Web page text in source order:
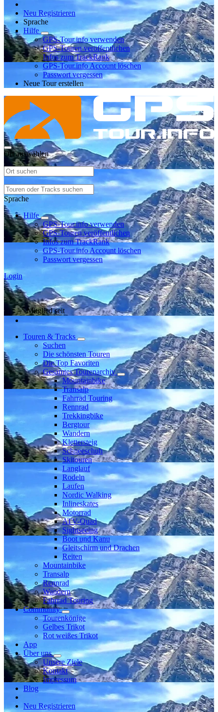
Neu Registrieren
Sprache
Hilfe
GPS-Tour.info verwenden
GPS-Touren veröffentlichen
Infos zum TrackRank
GPS-Tour.info Account löschen
Passwort vergessen
Neue Tour erstellen
Ort auswählen
Sprache
Hilfe
GPS-Tour.info verwenden
GPS-Touren veröffentlichen
Infos zum TrackRank
GPS-Tour.info Account löschen
Passwort vergessen
Login
Mitglied seit
Touren & Tracks
Suchen
Die schönsten Touren
Die Top Favoriten
Gesamtes Tourenarchiv
Mountainbike
Transalp
Fahrrad Touring
Rennrad
Trekkingbike
Bergtour
Wandern
Klettersteig
Schneeschuh
Skitouren
Langlauf
Rodeln
Laufen
Nordic Walking
Inlineskates
Motorrad
ATV-Quad
Sightseeing
Boot und Kanu
Gleitschirm und Drachen
Reiten
Mountainbike
Transalp
Rennrad
Wandern
Fahrrad Touring
Community
Tourenkönige
Gelbes Trikot
Rot weißes Trikot
App
Über uns
Unsere Ziele
Kontakt
Impressum
Blog
Neu Registrieren